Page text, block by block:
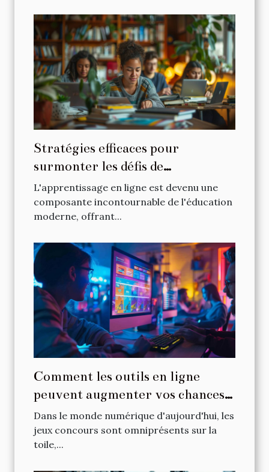
Stratégies efficaces pour
surmonter les défis de
l'apprentissage en ligne
L'apprentissage en ligne est devenu une
composante incontournable de l'éducation
moderne, offrant...
Comment les outils en ligne
peuvent augmenter vos chances
dans les jeux concours
Dans le monde numérique d'aujourd'hui, les
jeux concours sont omniprésents sur la
toile,...